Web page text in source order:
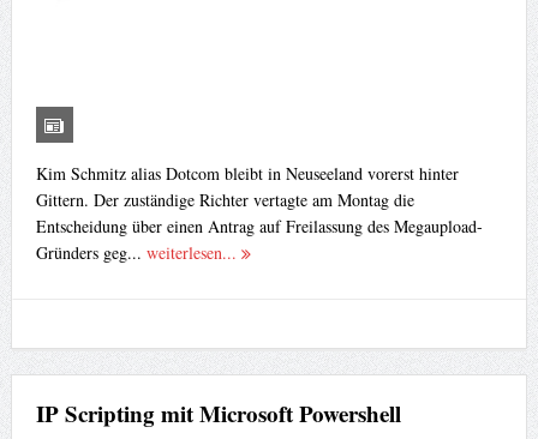
Kim Schmitz alias Dotcom bleibt in Neuseeland vorerst hinter
Gittern. Der zuständige Richter vertagte am Montag die
Entscheidung über einen Antrag auf Freilassung des Megaupload-
Gründers geg... weiterlesen...
IP Scripting mit Microsoft Powershell